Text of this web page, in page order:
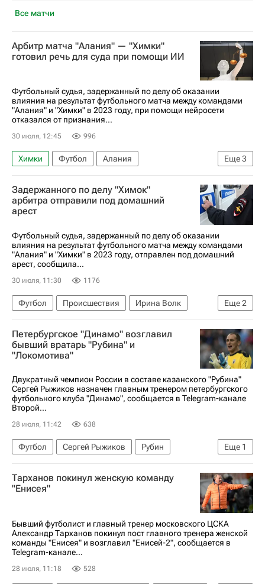
Все матчи
Арбитр матча "Алания" — "Химки"
готовил речь для суда при помощи ИИ
Футбольный судья, задержанный по делу об оказании
влияния на результат футбольного матча между командами
"Алания" и "Химки" в 2023 году, при помощи нейросети
отказался от признания...
30 июля, 12:45 996
Еще3
Химки Футбол
Алания
Министерство внутренних дел РФ (МВД России)
Ирина Волк
Спорт
Задержанного по делу "Химок"
арбитра отправили под домашний
арест
Футбольный судья, задержанный по делу об оказании
влияния на результат футбольного матча между командами
"Алания" и "Химки" в 2023 году, отправлен под домашний
арест, сообщила...
30 июля, 11:30 1176
Еще2
Футбол Происшествия
Ирина Волк
Министерство внутренних дел РФ (МВД России)
Российский футбольный союз (РФС)
Петербургское "Динамо" возглавил
бывший вратарь "Рубина" и
"Локомотива"
Двукратный чемпион России в составе казанского "Рубина"
Сергей Рыжиков назначен главным тренером петербургского
футбольного клуба "Динамо", сообщается в Telegram-канале
Второй...
28 июля, 11:42 638
Еще 1
Футбол Сергей Рыжиков
Рубин
Трансферы
Тарханов покинул женскую команду
"Енисея"
Бывший футболист и главный тренер московского ЦСКА
Александр Тарханов покинул пост главного тренера женской
команды "Енисея" и возглавил "Енисей-2", сообщается в
Telegram-канале...
28 июля, 11:18 528